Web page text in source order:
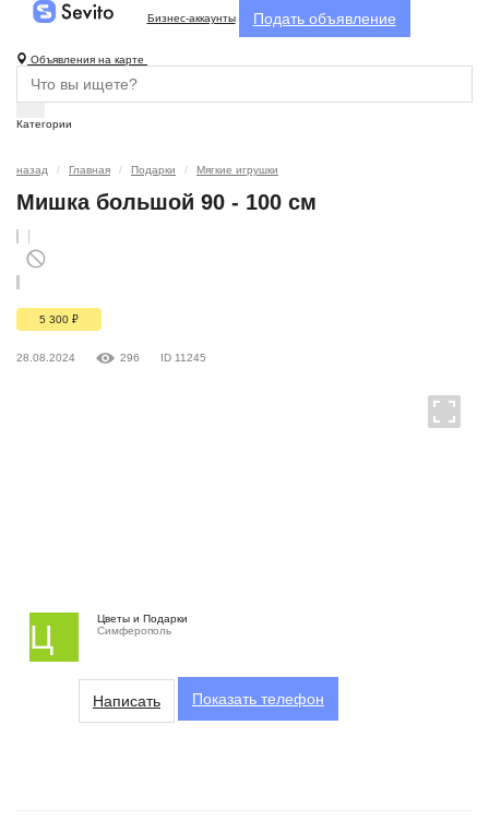
Бизнес-аккаунты Подать объявление
Объявления на карте
Категории
назад Главная Подарки Мягкие игрушки
Мишка большой 90 - 100 см
5 300 ₽
28.08.2024 296 ID 11245
Ц
Цветы и Подарки
Симферополь
Написать Показать телефон